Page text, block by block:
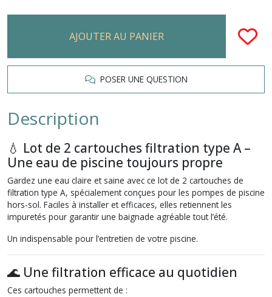
AJOUTER AU PANIER
POSER UNE QUESTION
Description
💧 Lot de 2 cartouches filtration type A –
Une eau de piscine toujours propre
Gardez une eau claire et saine avec ce lot de 2 cartouches de
filtration type A, spécialement conçues pour les pompes de piscine
hors-sol. Faciles à installer et efficaces, elles retiennent les
impuretés pour garantir une baignade agréable tout l’été.
Un indispensable pour l’entretien de votre piscine.
🌊 Une filtration efficace au quotidien
Ces cartouches permettent de :